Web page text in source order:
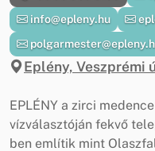
Eplény, Veszprémi
info@epleny.hu
EPLÉNY a zirci
vízválasztóján fekvő
ben említik mint